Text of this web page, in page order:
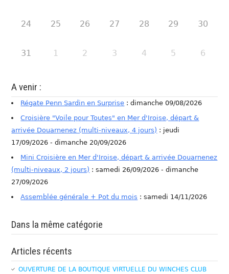
24 25 26 27 28 29 30
31 1 2 3 4 5 6
A venir :
Régate Penn Sardin en Surprise : dimanche 09/08/2026
Croisière "Voile pour Toutes" en Mer d'Iroise, départ &
arrivée Douarnenez (multi-niveaux, 4 jours) : jeudi
17/09/2026 - dimanche 20/09/2026
Mini Croisière en Mer d'Iroise, départ & arrivée Douarnenez
(multi-niveaux, 2 jours) : samedi 26/09/2026 - dimanche
27/09/2026
Assemblée générale + Pot du mois : samedi 14/11/2026
Dans la même catégorie
Articles récents
OUVERTURE DE LA BOUTIQUE VIRTUELLE DU WINCHES CLUB